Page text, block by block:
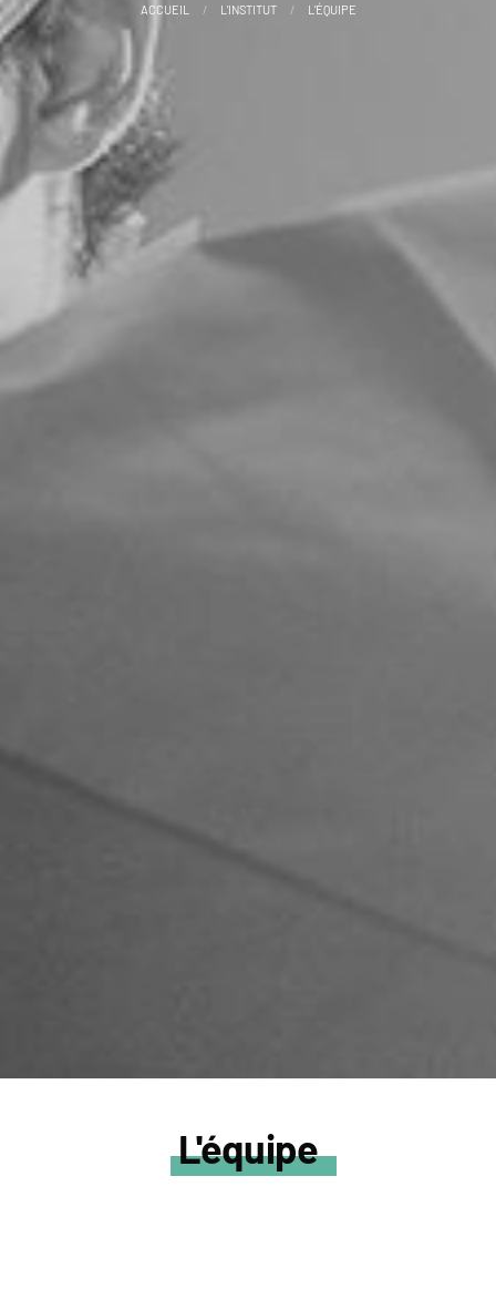
ACCUEIL L'INSTITUT L'ÉQUIPE
L'équipe